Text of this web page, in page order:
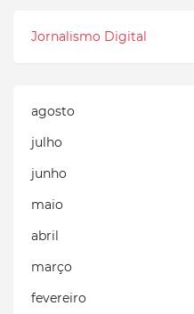
Jornalismo Digital
agosto
julho
junho
maio
abril
março
fevereiro